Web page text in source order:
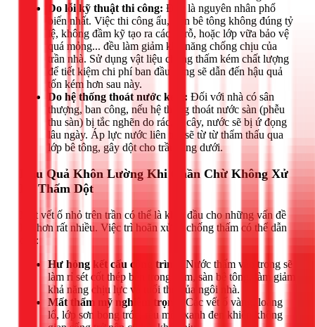
Do lỗi kỹ thuật thi công: Đây là nguyên nhân phổ
biến nhất. Việc thi công ẩu, trộn bê tông không đúng tỷ
lệ, không đầm kỹ tạo ra các lỗ rỗ, hoặc lớp vữa bảo vệ
quá mỏng... đều làm giảm khả năng chống chịu của
trần nhà. Sử dụng vật liệu chống thấm kém chất lượng
để tiết kiệm chi phí ban đầu cũng sẽ dẫn đến hậu quả
tốn kém hơn sau này.
Do hệ thống thoát nước kém: Đối với nhà có sân
thượng, ban công, nếu hệ thống thoát nước sàn (phễu
thu sàn) bị tắc nghẽn do rác, lá cây, nước sẽ bị ứ đọng
lâu ngày. Áp lực nước liên tục sẽ từ từ thẩm thấu qua
lớp bê tông, gây dột cho trần tầng dưới.
Hậu Quả Khôn Lường Khi Chần Chừ Không Xử
Lý Thấm Dột
Một vết ố nhỏ trên trần có thể là khởi đầu cho những vấn đề
lớn hơn rất nhiều. Việc trì hoãn xử lý chống thấm có thể dẫn
đến:
Hư hỏng kết cấu công trình:
Nước thấm vào trong sẽ
làm rỉ sét cốt thép bên trong dầm, sàn bê tông, làm giảm
khả năng chịu lực và tuổi thọ của ngôi nhà.
Mất thẩm mỹ nghiêm trọng:
Các vết ố vàng, loang
lổ, lớp sơn bong tróc, rêu mốc xanh đen khiến không